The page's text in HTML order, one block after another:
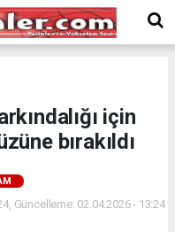
için
bırakıldı
Güncelleme: 02.04.2026 - 13:24